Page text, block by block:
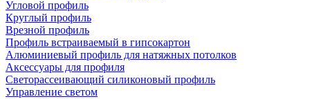
Угловой профиль
Круглый профиль
Врезной профиль
Профиль встраиваемый в гипсокартон
Алюминиевый профиль для натяжных потолков
Аксессуары для профиля
Светорассеивающий силиконовый профиль
Управление светом